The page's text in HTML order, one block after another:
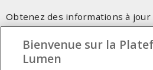
Obtenez des informations à
Bienvenue sur la
Lumen